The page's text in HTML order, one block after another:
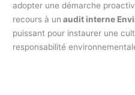
adopter une démarche
recours à un audit interne
puissant pour instaurer une
responsabilité